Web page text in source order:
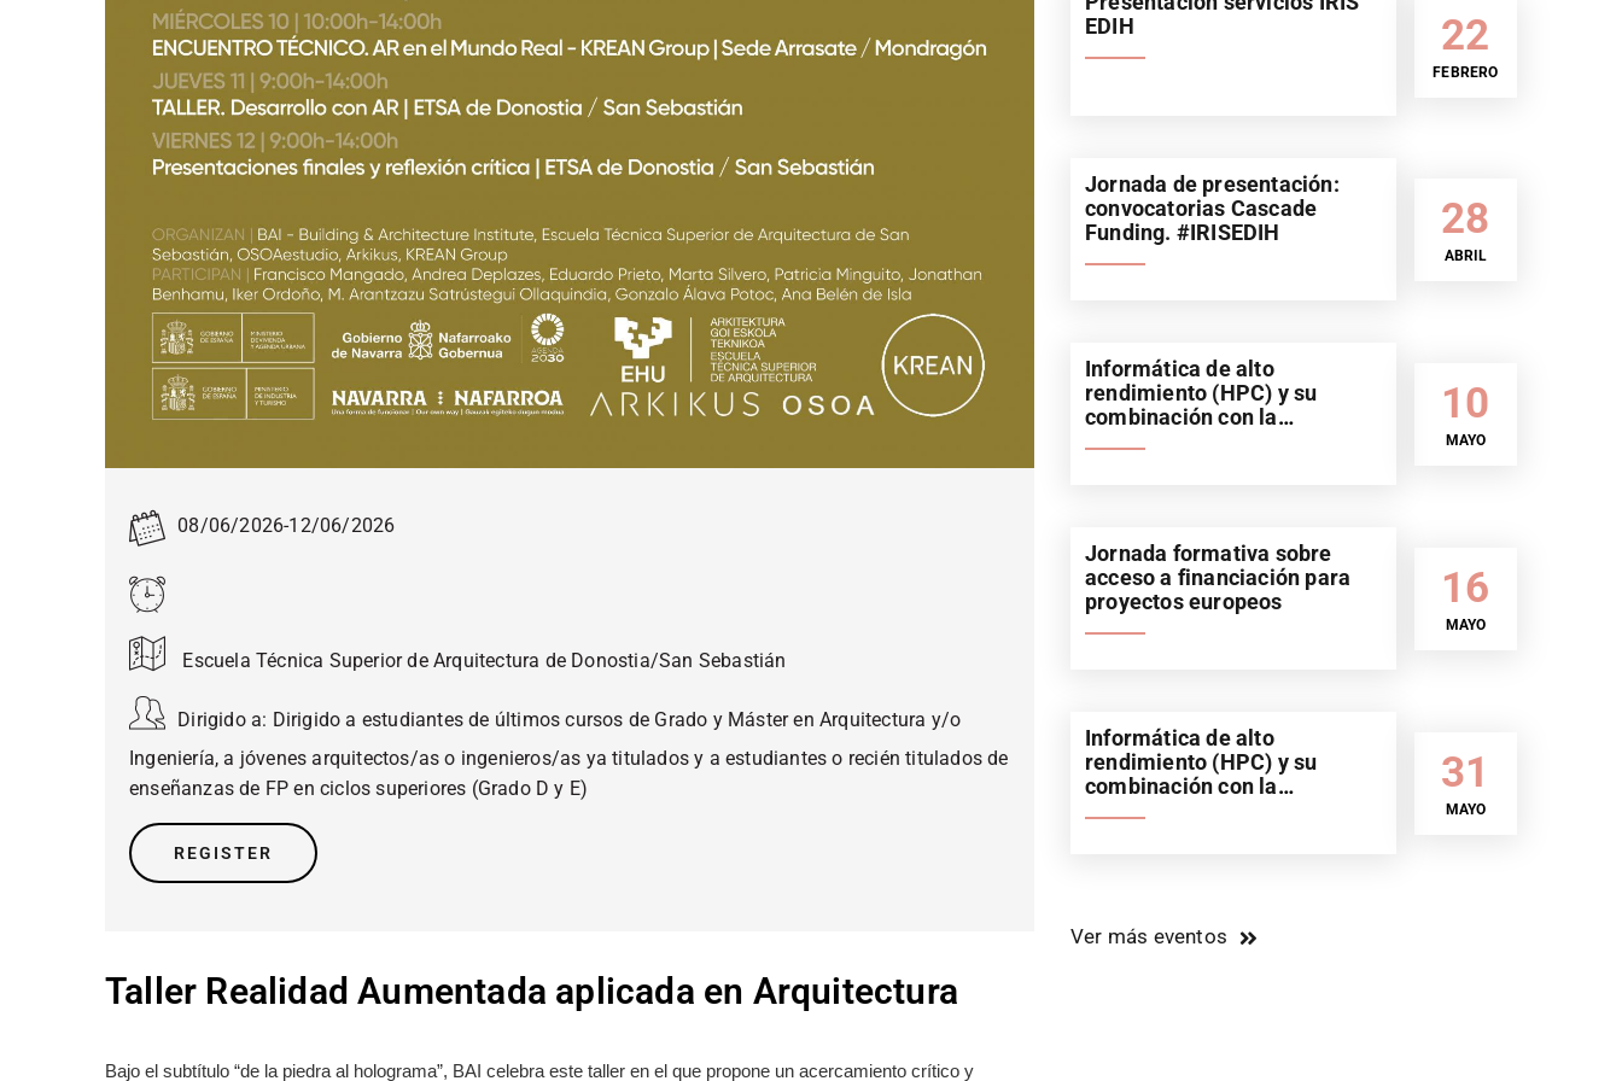
08/06/2026-12/06/2026
Escuela Técnica Superior de Arquitectura de Donostia/San Sebastián
Dirigido a: Dirigido a estudiantes de últimos cursos de Grado y Máster en Arquitectura y/o
Ingeniería, a jóvenes arquitectos/as o ingenieros/as ya titulados y a estudiantes o recién titulados de
enseñanzas de FP en ciclos superiores (Grado D y E)
REGISTER
Taller Realidad Aumentada aplicada en Arquitectura
Bajo el subtítulo “de la piedra al holograma”, BAI celebra este taller en el que propone un acercamiento crítico y
22
FEBRERO
EDIH
28
ABRIL
Jornada de presentación:
convocatorias Cascade
Funding. #IRISEDIH
10
MAYO
Informática de alto
rendimiento (HPC) y su
combinación con la
16
MAYO
Jornada formativa sobre
acceso a financiación para
proyectos europeos
31
MAYO
Informática de alto
rendimiento (HPC) y su
combinación con la
Ver más eventos